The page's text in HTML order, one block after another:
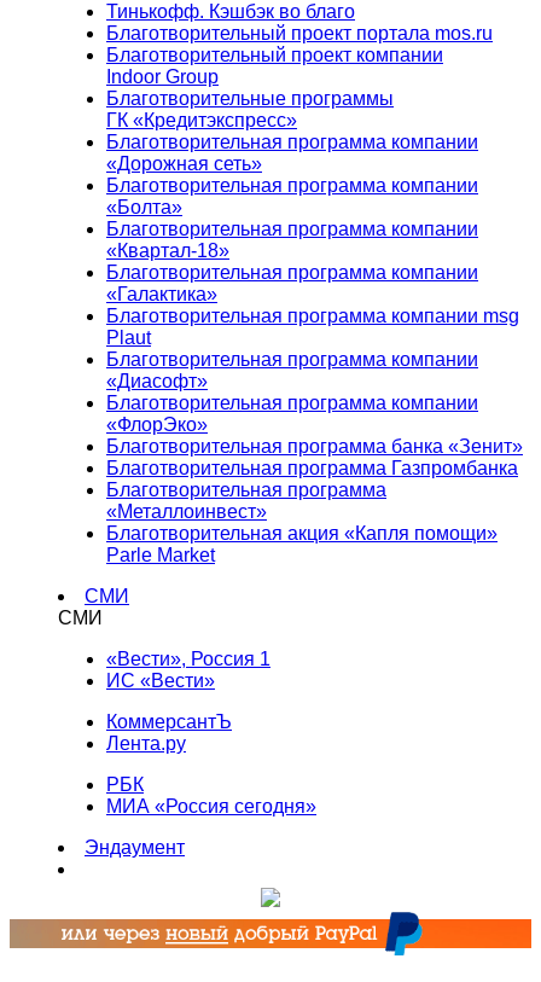
Тинькофф. Кэшбэк во благо
Благотворительный проект портала mos.ru
Благотворительный проект компании
Indoor Group
Благотворительные программы
ГК «Кредитэкспресс»
Благотворительная программа компании
«Дорожная сеть»
Благотворительная программа компании
«Болта»
Благотворительная программа компании
«Квартал-18»
Благотворительная программа компании
«Галактика»
Благотворительная программа компании msg
Plaut
Благотворительная программа компании
«Диасофт»
Благотворительная программа компании
«ФлорЭко»
Благотворительная программа банка «Зенит»
Благотворительная программа Газпромбанка
Благотворительная программа
«Металлоинвест»
Благотворительная акция «Капля помощи»
Parle Market
СМИ
СМИ
«Вести», Россия 1
ИС «Вести»
КоммерсантЪ
Лента.ру
РБК
МИА «Россия сегодня»
Эндаумент